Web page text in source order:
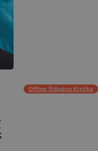
Offline Štěpána Křečka